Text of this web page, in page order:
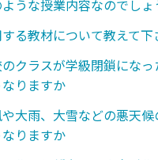
ような授業内容なのでしょ
る教材について教えて下
クラスが学級閉鎖にな
なりますか
大雨、大雪などの悪天
なりますか